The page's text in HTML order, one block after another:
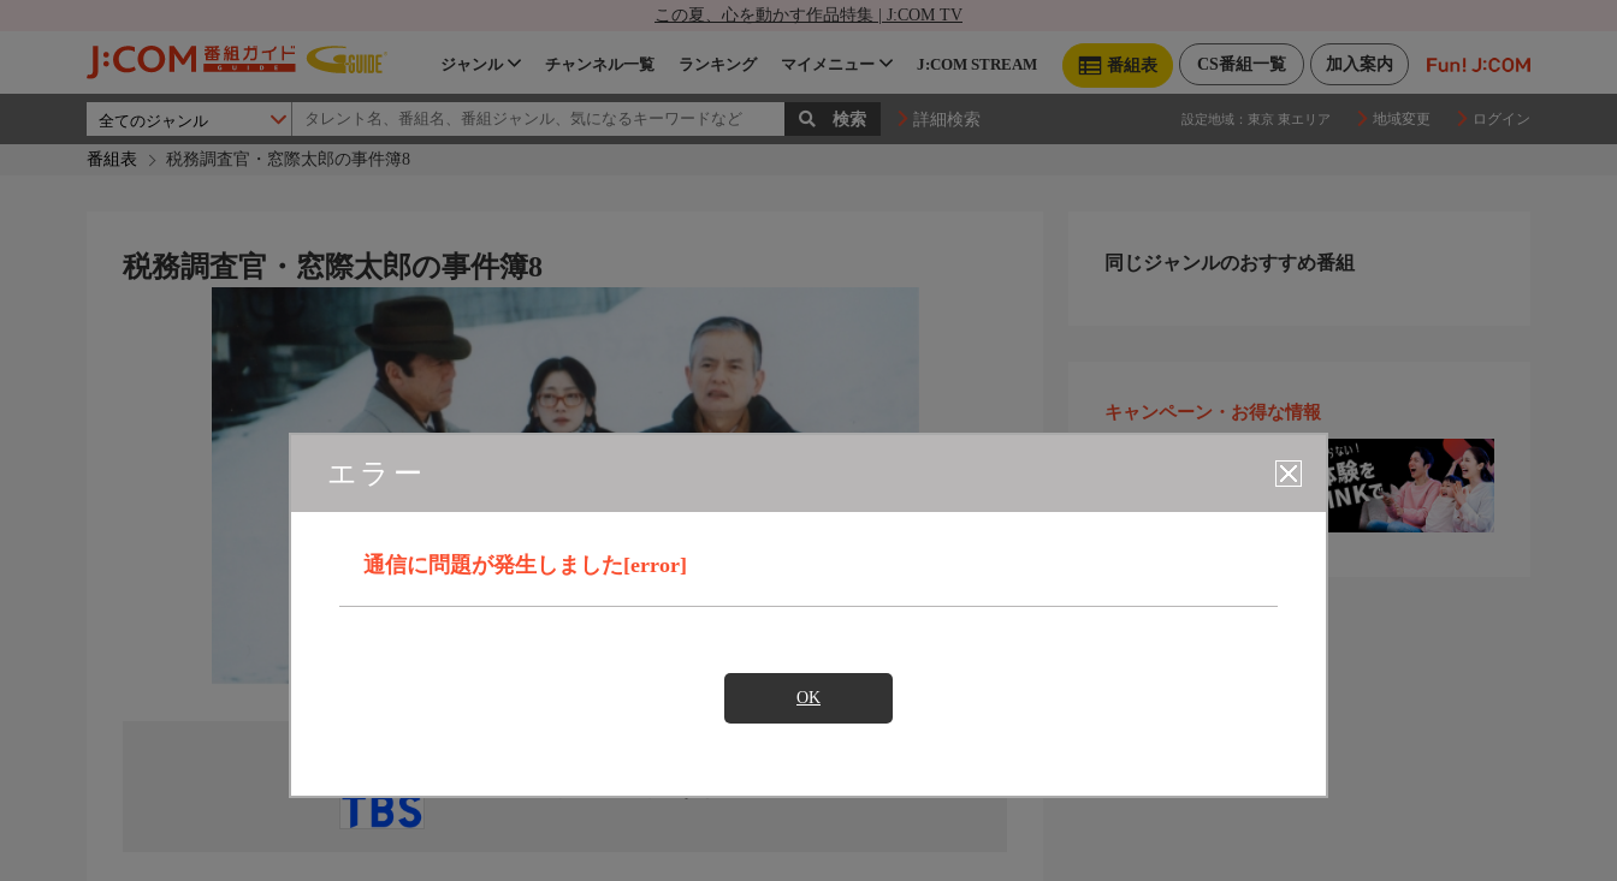
この夏、心を動かす作品特集 | J:COM TV
加入案内
CS番組一覧
番組表
ジャンル チャンネル一覧 ランキング マイメニュー J:COM STREAM
詳細検索 設定地域： 東京 東エリア 地域変更 ログイン
番組表 税務調査官・窓際太郎の事件簿8
エラー
通信に問題が発生しました[error]
OK
税務調査官・窓際太郎の事件簿8 同じジャンルのおすすめ番組
キャンペーン・お得な情報